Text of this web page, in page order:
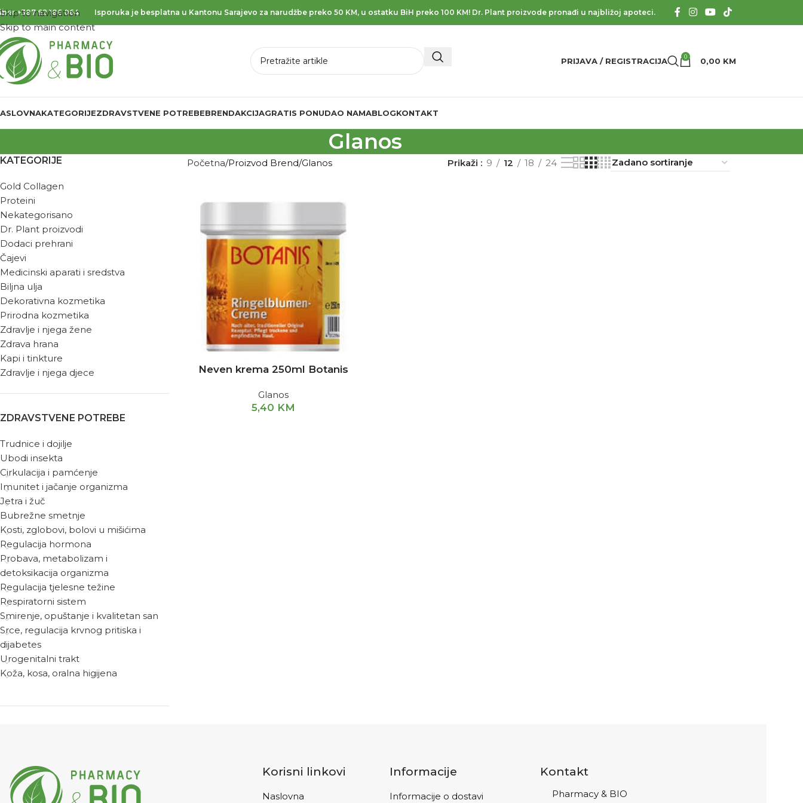
Skip to navigation
Skip to main content
+387 62 186 064 Isporuka je besplatna u Kantonu Sarajevo za narudžbe preko 50 KM, u ostatku BiH preko 100 KM! Dr. Plant proizvode pronađi u najbližoj apoteci.
PRIJAVA / REGISTRACIJA 0 0,00 KM
KATEGORIJEZDRAVSTVENE POTREBEBRENDAKCIJAGRATIS PONUDAO NAMABLOGKONTAKT
Glanos
KATEGORIJE
Gold Collagen
Proteini
Nekategorisano
Dr. Plant proizvodi
Dodaci prehrani
Čajevi
Medicinski aparati i sredstva
Biljna ulja
Dekorativna kozmetika
Prirodna kozmetika
Zdravlje i njega žene
Zdrava hrana
Kapi i tinkture
Zdravlje i njega djece
ZDRAVSTVENE POTREBE
Trudnice i dojilje
Ubodi insekta
Cirkulacija i pamćenje
Imunitet i jačanje organizma
Jetra i žuč
Bubrežne smetnje
Kosti, zglobovi, bolovi u mišićima
Regulacija hormona
Probava, metabolizam i
detoksikacija organizma
Regulacija tjelesne težine
Respiratorni sistem
Smirenje, opuštanje i kvalitetan san
Srce, regulacija krvnog pritiska i
dijabetes
Urogenitalni trakt
Koža, kosa, oralna higijena
Početna Proizvod Brend Glanos Prikaži 9 12 18 24
Neven krema 250ml Botanis
Glanos
5,40 KM
Korisni linkovi
Naslovna
Informacije
Informacije o dostavi
Kontakt
Pharmacy & BIO